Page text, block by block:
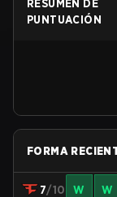
RESUMEN DE
PUNTUACIÓN
FORMA
7/10 W W